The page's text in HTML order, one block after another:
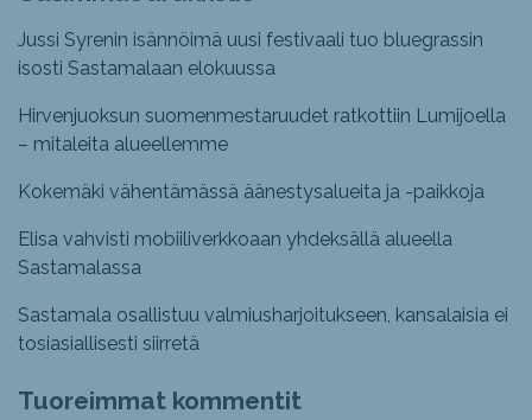
Jussi Syrenin isännöimä uusi festivaali tuo bluegrassin
isosti Sastamalaan elokuussa
Hirvenjuoksun suomenmestaruudet ratkottiin Lumijoella
– mitaleita alueellemme
Kokemäki vähentämässä äänestysalueita ja -paikkoja
Elisa vahvisti mobiiliverkkoaan yhdeksällä alueella
Sastamalassa
Sastamala osallistuu valmiusharjoitukseen, kansalaisia ei
tosiasiallisesti siirretä
Tuoreimmat kommentit